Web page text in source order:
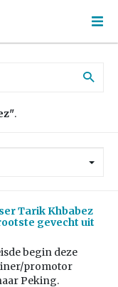
.
Tarik Khbabez
gevecht uit
begin deze
promotor
Peking.